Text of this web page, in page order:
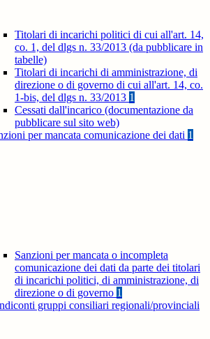
Titolari di incarichi politici di cui all'art. 14,
co. 1, del dlgs n. 33/2013 (da pubblicare in
tabelle)
Titolari di incarichi di amministrazione, di
direzione o di governo di cui all'art. 14, co.
1-bis, del dlgs n. 33/2013 1
Cessati dall'incarico (documentazione da
pubblicare sul sito web)
per mancata comunicazione dei dati 1
Sanzioni per mancata o incompleta
comunicazione dei dati da parte dei titolari
di incarichi politici, di amministrazione, di
direzione o di governo 1
gruppi consiliari regionali/provinciali